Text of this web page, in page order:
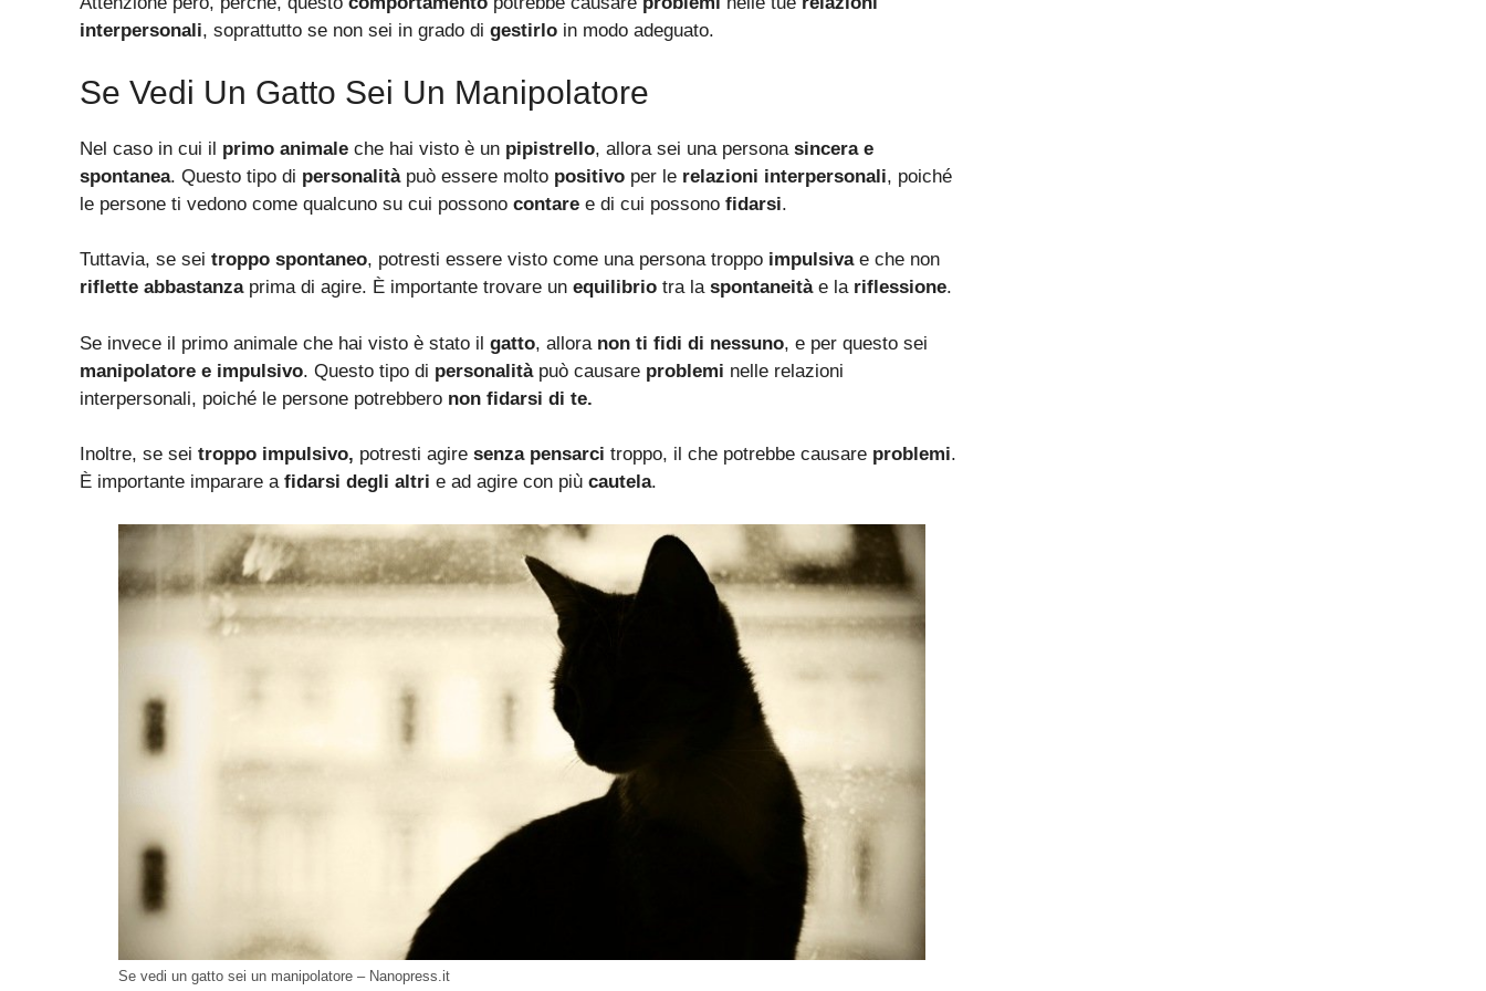
interpersonali, soprattutto se non sei in grado di gestirlo in modo adeguato.
Se Vedi Un Gatto Sei Un Manipolatore
Nel caso in cui il primo animale che hai visto è un pipistrello, allora sei una persona sincera e
spontanea. Questo tipo di personalitàpuò essere molto positivo per le relazioni interpersonali, poiché
le persone ti vedono come qualcuno su cui possono contare e di cui possono fidarsi.
Tuttavia, se sei troppo spontaneo, potresti essere visto come una persona troppo impulsivae che non
riflette abbastanzaprima di agire. È importante trovare un equilibrio tra la spontaneitàe la riflessione.
Se invece il primo animale che hai visto è stato il gatto, allora non ti fidi di nessuno, e per questo sei
manipolatore e impulsivo. Questo tipo di personalitàpuò causare problemi nelle relazioni
interpersonali, poiché le persone potrebbero non fidarsi di te.
Inoltre, se sei troppo impulsivo, potresti agire senza pensarci troppo, il che potrebbe causare problemi.
È importante imparare a fidarsi degli altri e ad agire con più cautela.
Se vedi un gatto sei un manipolatore – Nanopress.it